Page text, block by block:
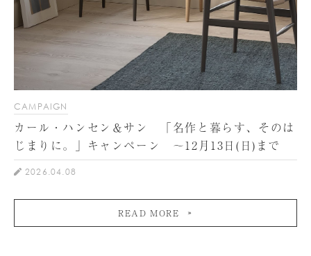
CAMPAIGN
カール・ハンセン＆サン 「名作と暮らす、そのは
じまりに。」キャンペーン ～12月13日(日)まで
2026.04.08
READ MORE